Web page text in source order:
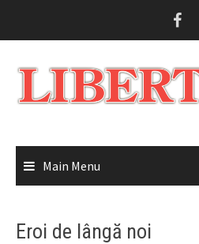
Main Menu
Eroi de lângă noi